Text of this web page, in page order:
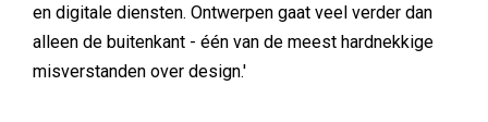
en digitale diensten. Ontwerpen gaat veel verder dan
alleen de buitenkant - één van de meest hardnekkige
misverstanden over design.'